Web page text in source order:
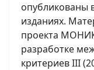
опубликованы
изданиях.
проекта
разработке
критериев III